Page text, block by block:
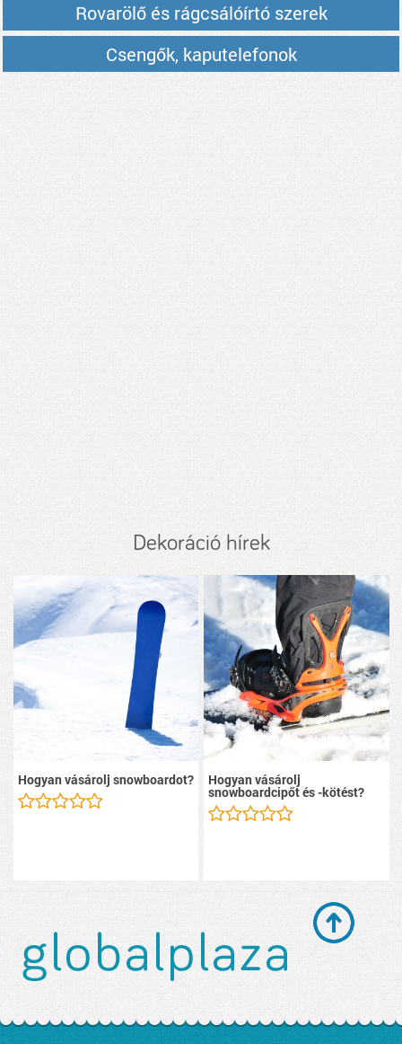
Rovarölő és rágcsálóírtó szerek
Csengők, kaputelefonok
Dekoráció hírek
Hogyan vásárolj snowboardot? Hogyan vásárolj
snowboardcipőt és -kötést?